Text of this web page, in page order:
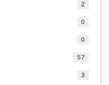
2
0
0
57
3